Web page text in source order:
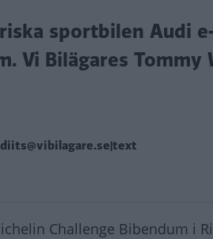
sportbilen Audi
Vi Bilägares
Challenge Bibendum i